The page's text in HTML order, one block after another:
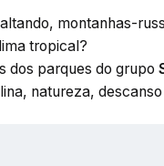
montanhas-
tropical?
dos parques do grupo
natureza,